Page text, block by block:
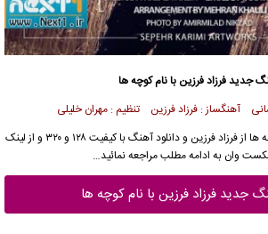
جدید فرزاد فرزین با نام کوچه ها
آهنگساز : فرزاد فرزین تنظیم : مهران خلیلی
جهت مشاهده متن آهنگ کوچه ها از فرزاد فرزین و دانلود آهنگ با کیفیت ۱۲۸ و ۳۲۰ و از لینک
وان به ادامه مطلب مراجعه نمائید…
جدید فرزاد فرزین با نام کوچه ها